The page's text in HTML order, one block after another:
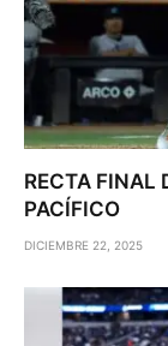
RECTA FINAL
PACÍFICO
DICIEMBRE 22, 2025